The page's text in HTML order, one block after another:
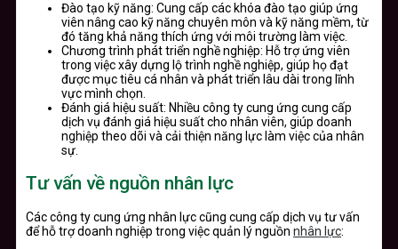
Đào tạo kỹ năng: Cung cấp các khóa đào tạo giúp ứng
viên nâng cao kỹ năng chuyên môn và kỹ năng mềm, từ
đó tăng khả năng thích ứng với môi trường làm việc.
Chương trình phát triển nghề nghiệp: Hỗ trợ ứng viên
trong việc xây dựng lộ trình nghề nghiệp, giúp họ đạt
được mục tiêu cá nhân và phát triển lâu dài trong lĩnh
vực mình chọn.
Đánh giá hiệu suất: Nhiều công ty cung ứng cung cấp
dịch vụ đánh giá hiệu suất cho nhân viên, giúp doanh
nghiệp theo dõi và cải thiện năng lực làm việc của nhân
sự.
Tư vấn về nguồn nhân lực
Các công ty cung ứng nhân lực cũng cung cấp dịch vụ tư vấn
để hỗ trợ doanh nghiệp trong việc quản lý nguồn nhân lực: